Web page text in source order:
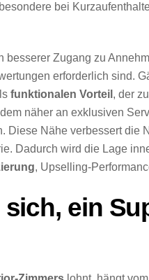
bei
besserer Zugang zu
erforderlich sind.
funktionalen Vorteil , der
näher an exklusiven
Diese Nähe verbessert die
Dadurch wird die Lage
, Upselling-
ein